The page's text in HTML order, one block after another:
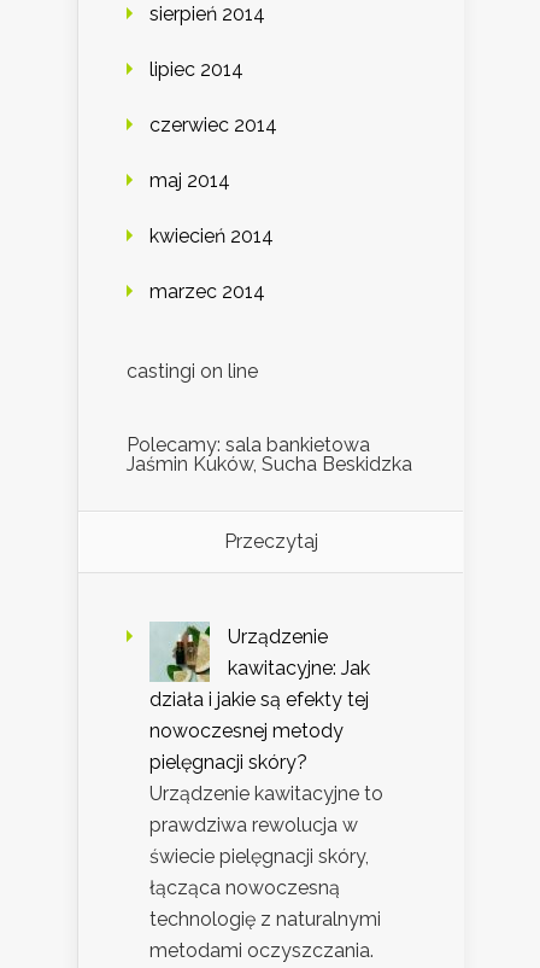
sierpień 2014
lipiec 2014
czerwiec 2014
maj 2014
kwiecień 2014
marzec 2014
castingi on line
Polecamy: sala bankietowa
Jaśmin Kuków, Sucha Beskidzka
Przeczytaj
Urządzenie
kawitacyjne: Jak
działa i jakie są efekty tej
nowoczesnej metody
pielęgnacji skóry?
Urządzenie kawitacyjne to
prawdziwa rewolucja w
świecie pielęgnacji skóry,
łącząca nowoczesną
technologię z naturalnymi
metodami oczyszczania.